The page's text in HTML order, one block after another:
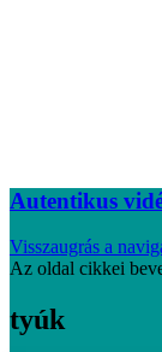
Autentikus
Visszaugrás a
Az oldal cikkei
tyúk